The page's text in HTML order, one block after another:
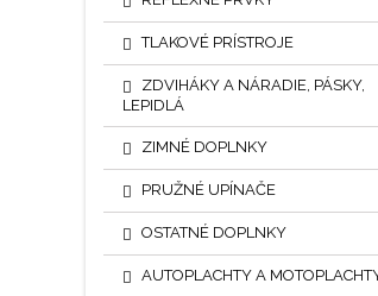
TLAKOVÉ PRÍSTROJE
ZDVIHÁKY A NÁRADIE, PÁSKY,
LEPIDLÁ
ZIMNÉ DOPLNKY
PRUŽNÉ UPÍNAČE
OSTATNÉ DOPLNKY
AUTOPLACHTY A